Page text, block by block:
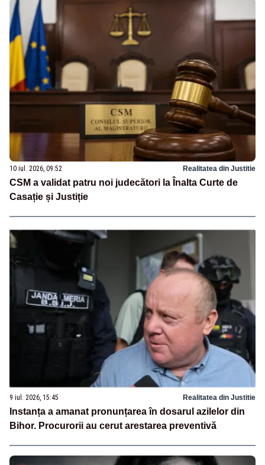
10 iul. 2026, 09:52 Realitatea din Justitie
CSM a validat patru noi judecători la Înalta Curte de
Casație și Justiție
9 iul. 2026, 15:45 Realitatea din Justitie
Instanța a amanat pronunțarea în dosarul azilelor din
Bihor. Procurorii au cerut arestarea preventivă